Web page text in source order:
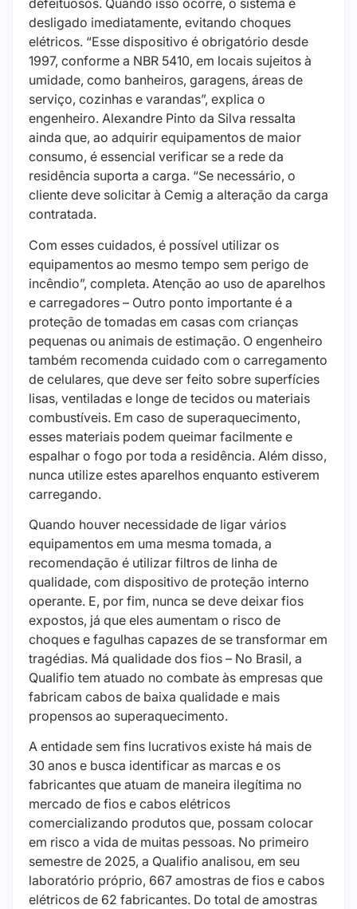
defeituosos. Quando isso ocorre, o sistema é
desligado imediatamente, evitando choques
elétricos. “Esse dispositivo é obrigatório desde
1997, conforme a NBR 5410, em locais sujeitos à
umidade, como banheiros, garagens, áreas de
serviço, cozinhas e varandas”, explica o
engenheiro. Alexandre Pinto da Silva ressalta
ainda que, ao adquirir equipamentos de maior
consumo, é essencial verificar se a rede da
residência suporta a carga. “Se necessário, o
cliente deve solicitar à Cemig a alteração da carga
contratada.
Com esses cuidados, é possível utilizar os
equipamentos ao mesmo tempo sem perigo de
incêndio”, completa. Atenção ao uso de aparelhos
e carregadores – Outro ponto importante é a
proteção de tomadas em casas com crianças
pequenas ou animais de estimação. O engenheiro
também recomenda cuidado com o carregamento
de celulares, que deve ser feito sobre superfícies
lisas, ventiladas e longe de tecidos ou materiais
combustíveis. Em caso de superaquecimento,
esses materiais podem queimar facilmente e
espalhar o fogo por toda a residência. Além disso,
nunca utilize estes aparelhos enquanto estiverem
carregando.
Quando houver necessidade de ligar vários
equipamentos em uma mesma tomada, a
recomendação é utilizar filtros de linha de
qualidade, com dispositivo de proteção interno
operante. E, por fim, nunca se deve deixar fios
expostos, já que eles aumentam o risco de
choques e fagulhas capazes de se transformar em
tragédias. Má qualidade dos fios – No Brasil, a
Qualifio tem atuado no combate às empresas que
fabricam cabos de baixa qualidade e mais
propensos ao superaquecimento.
A entidade sem fins lucrativos existe há mais de
30 anos e busca identificar as marcas e os
fabricantes que atuam de maneira ilegítima no
mercado de fios e cabos elétricos
comercializando produtos que, possam colocar
em risco a vida de muitas pessoas. No primeiro
semestre de 2025, a Qualifio analisou, em seu
laboratório próprio, 667 amostras de fios e cabos
elétricos de 62 fabricantes. Do total de amostras